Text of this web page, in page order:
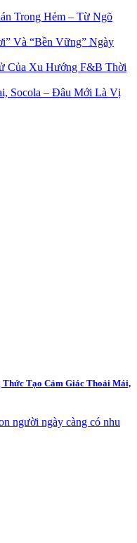
Trong Hẻm – Từ Ngõ
Và “Bền Vững” Ngày
Của Xu Hướng F&B Thời
Socola – Đâu Mới Là Vị
Thức Tạo Cảm Giác Thoải Mái,
người ngày càng có nhu